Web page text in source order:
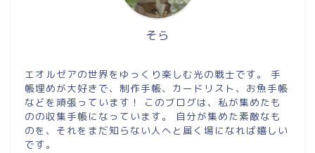
そら
エオルゼアの世界をゆっくり楽しむ光の戦士です。 手
帳埋めが大好きで、制作手帳、カードリスト、お魚手帳
などを頑張っています！ このブログは、私が集めたも
のの収集手帳になっています。 自分が集めた素敵なも
のを、それをまだ知らない人へと届く場になれば嬉しい
です。